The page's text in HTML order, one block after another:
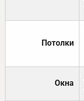
Потолки
Окна